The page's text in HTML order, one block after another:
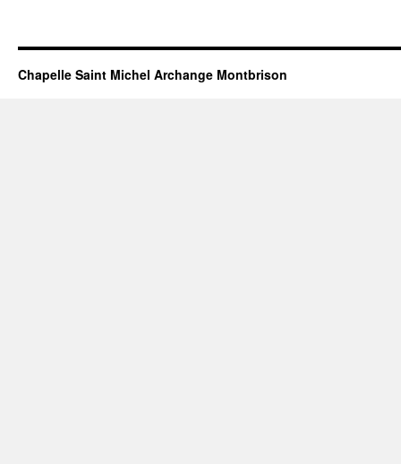
Chapelle Saint Michel Archange Montbrison